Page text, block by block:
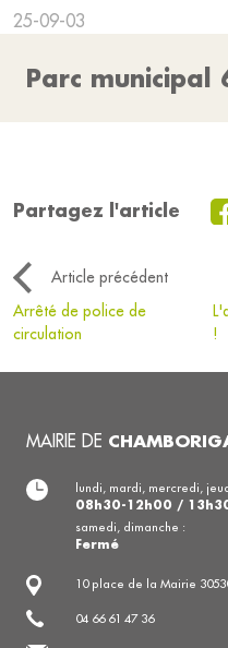
25-09-03
Parc municipal
Partagez l'article
Article précédent
Arrêté de police de
circulation
!
MAIRIE DE
10 place de la Mairie
04 66 61 47 36
lundi, mardi, mercredi,
08h30-12h00 /
samedi, dimanche :
Fermé